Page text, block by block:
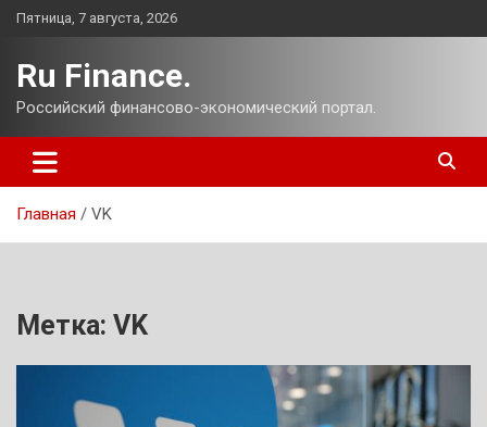
Перейти
Пятница, 7 августа, 2026
Ru Finance.
Российский финансово-экономический портал.
Главная VK
Метка: VK